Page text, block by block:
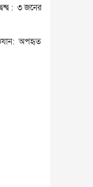
: ৩ জনের
অপহৃত